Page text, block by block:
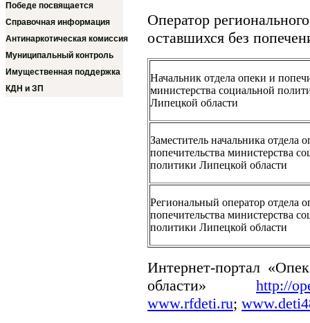
Победе посвящается
Справочная информация
Антинаркотическая комиссия
Муниципальный контроль
Имущественная поддержка
КДН и ЗП
Оператор
оставшихся без
Начальник отдела опеки и
министерства социальной
Липецкой области
Заместитель начальника отдела
попечительства министерства
политики Липецкой области
Региональный оператор отдела
попечительства министерства
политики Липецкой области
Интернет-портал
области» http://
www.rfdeti.ru;